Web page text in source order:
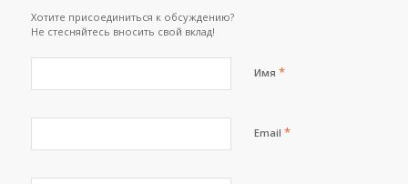
Хотите присоединиться к обсуждению?
Не стесняйтесь вносить свой вклад!
Имя *
Email *